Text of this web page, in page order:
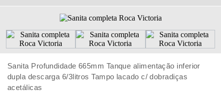
Sanita Profundidade 665mm Tanque alimentação inferior
dupla descarga 6/3litros Tampo lacado c/ dobradiças
acetálicas